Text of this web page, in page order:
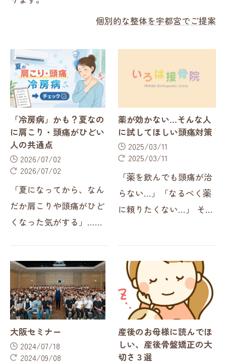
個別的な整体を宇都宮でご提案
「冷房病」かも？夏なの
に肩こり・頭痛がひどい
人の共通点
2026/07/02
2026/07/02
「夏になってから、なん
だか肩こりや頭痛がひど
くなった気がする」…そ
えで体が不調になる、一
見矛盾しているようです
が、これは「冷房病」と
呼ばれる現代人…
薬が効かない…そんな人
に試してほしい頭痛対策
2025/03/11
2025/03/11
「薬を飲んでも頭痛が治
らない…」「なるべく薬
に頼りたくない…」 そん
しょうか？実は、頭痛の
種類や原因によっては薬
が効かない場合があるの
です。 また、…
大阪セミナー
2024/07/18
2024/09/08
産後のお母様に読んでほ
しい、産後骨盤矯正の大
切さ３選